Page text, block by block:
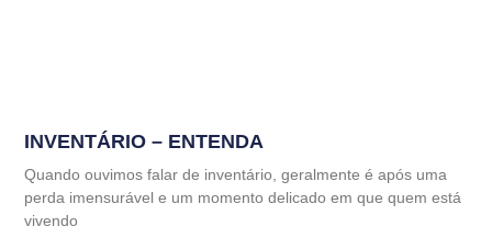
INVENTÁRIO – ENTENDA
Quando ouvimos falar de inventário, geralmente é após uma
perda imensurável e um momento delicado em que quem está
vivendo